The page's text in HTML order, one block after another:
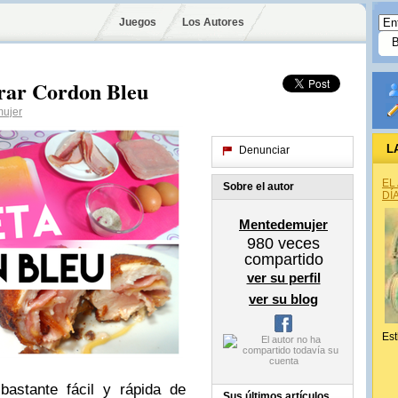
Juegos Los Autores
Cordon Bleu
fácil y rápida de
Denunciar
Sobre el autor
Mentedemujer
980 veces
compartido
ver su perfil
ver su blog